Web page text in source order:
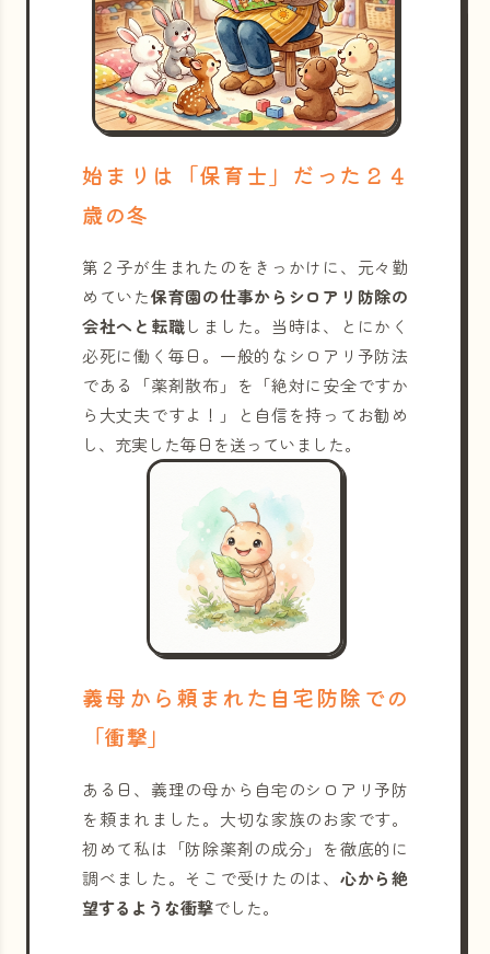
始まりは「保育士」だった２４
歳の冬
第２子が生まれたのをきっかけに、元々勤
めていた保育園の仕事からシロアリ防除の
会社へと転職しました。当時は、とにかく
必死に働く毎日。一般的なシロアリ予防法
である「薬剤散布」を「絶対に安全ですか
ら大丈夫ですよ！」と自信を持ってお勧め
し、充実した毎日を送っていました。
義母から頼まれた自宅防除での
「衝撃」
ある日、義理の母から自宅のシロアリ予防
を頼まれました。大切な家族のお家です。
初めて私は「防除薬剤の成分」を徹底的に
調べました。そこで受けたのは、 心から絶
望するような衝撃でした。